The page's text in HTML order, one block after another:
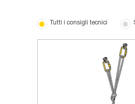
Tutti i consigli tecnici